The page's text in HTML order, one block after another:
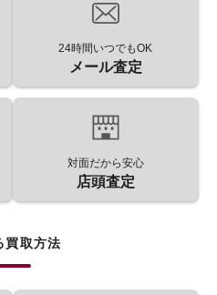
24時間いつでもOK
メール査定
対面だから安心
店頭査定
買取方法